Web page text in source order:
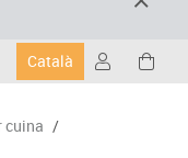
Català
cuina /